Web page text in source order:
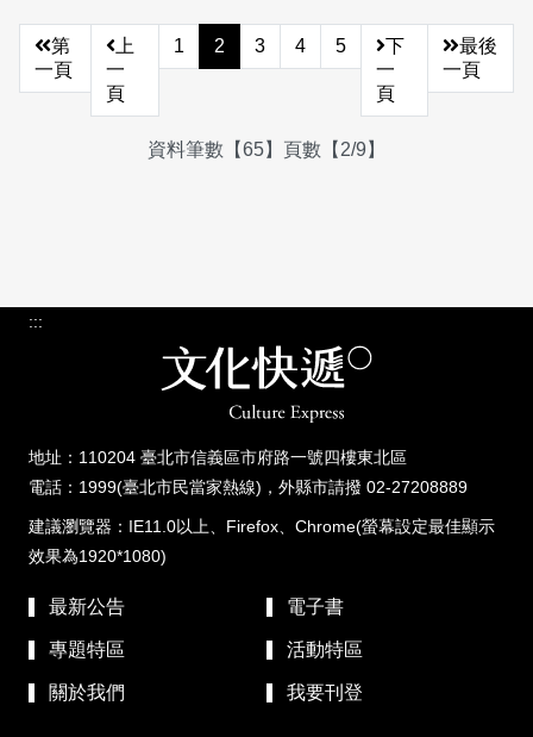
第
一頁
上
一
頁
1 2 3 4 5
下
一
頁
最後
一頁
資料筆數【65】頁數【2/9】
:::
地址：110204 臺北市信義區市府路一號四樓東北區
電話：1999(臺北市民當家熱線)，外縣市請撥 02-27208889
建議瀏覽器：IE11.0以上、Firefox、Chrome(螢幕設定最佳顯示
效果為1920*1080)
最新公告 電子書
專題特區 活動特區
關於我們 我要刊登